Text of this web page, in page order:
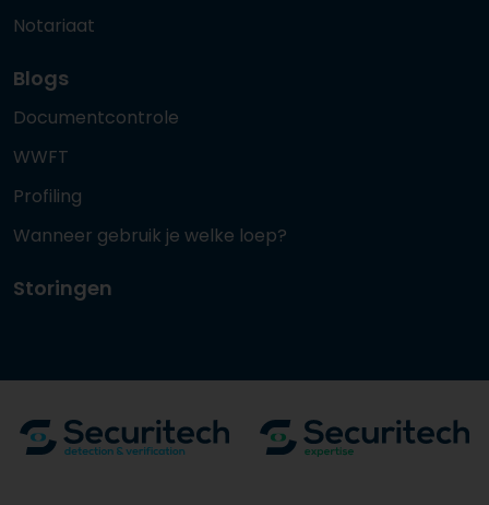
Notariaat
Blogs
Documentcontrole
WWFT
Profiling
Wanneer gebruik je welke loep?
Storingen